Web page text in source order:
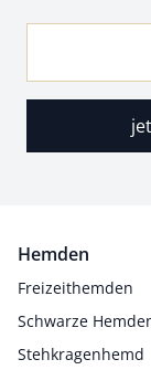
Hemden
Freizeithemden
Schwarze
Stehkragenhemd